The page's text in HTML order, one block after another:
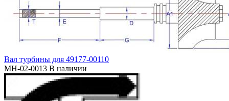
Вал турбины для 49177-00110
MH-02-0013 В наличии